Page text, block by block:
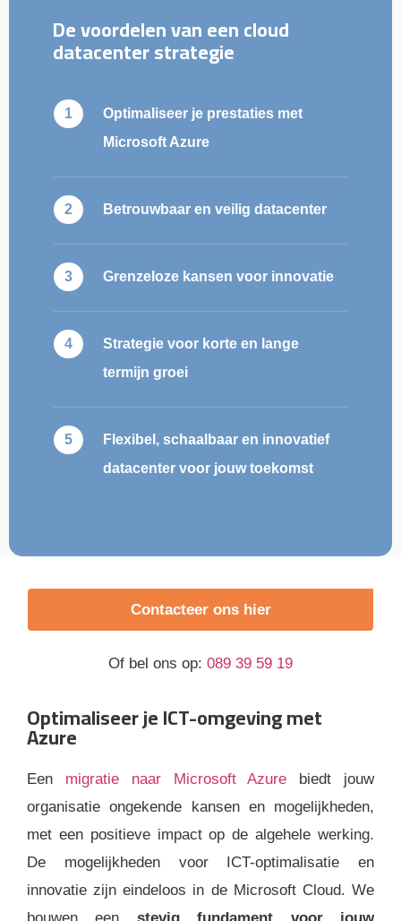
De voordelen van een cloud
datacenter strategie
Optimaliseer je prestaties met
Microsoft Azure
Betrouwbaar en veilig datacenter
Grenzeloze kansen voor innovatie
Strategie voor korte en lange
termijn groei
Flexibel, schaalbaar en innovatief
datacenter voor jouw toekomst
Contacteer ons hier
Of bel ons op: 089 39 59 19
Optimaliseer je ICT-omgeving met
Azure
Een migratie naar Microsoft Azure biedt jouw
organisatie ongekende kansen en mogelijkheden,
met een positieve impact op de algehele werking.
De mogelijkheden voor ICT-optimalisatie en
innovatie zijn eindeloos in de Microsoft Cloud. We